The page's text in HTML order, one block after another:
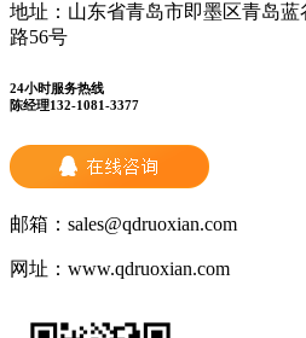
地址： 山东省青岛市即墨区青岛
路56号
24小时服务热线
陈经理132-1081-3377
邮箱： sales@qdruoxian.com
网址： www.qdruoxian.com